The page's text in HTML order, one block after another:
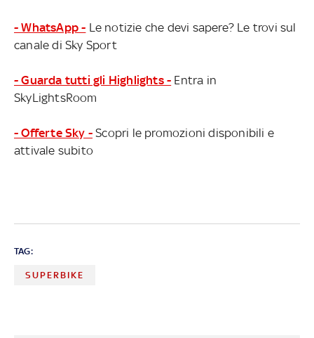
- WhatsApp - Le notizie che devi sapere? Le trovi sul
canale di Sky Sport
- Guarda tutti gli Highlights - Entra in
SkyLightsRoom
- Offerte Sky - Scopri le promozioni disponibili e
attivale subito
TAG:
SUPERBIKE